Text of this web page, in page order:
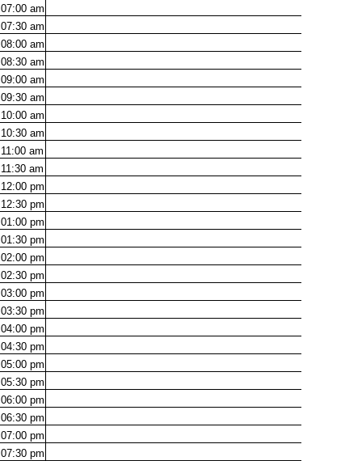
07:00 am
07:30 am
08:00 am
08:30 am
09:00 am
09:30 am
10:00 am
10:30 am
11:00 am
11:30 am
12:00 pm
12:30 pm
01:00 pm
01:30 pm
02:00 pm
02:30 pm
03:00 pm
03:30 pm
04:00 pm
04:30 pm
05:00 pm
05:30 pm
06:00 pm
06:30 pm
07:00 pm
07:30 pm